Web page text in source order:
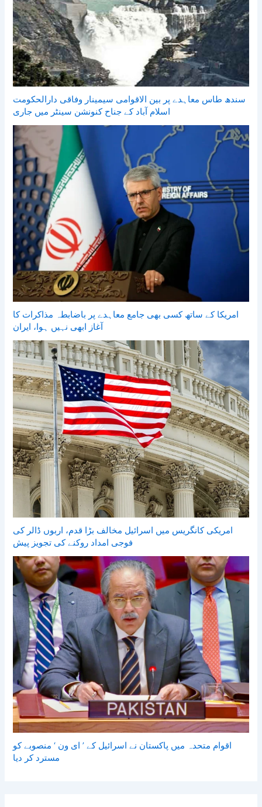
سندھ طاس معاہدے پر بین الاقوامی سیمینار وفاقی دارالحکومت
اسلام آباد کے جناح کنونشن سینٹر میں جاری
امریکا کے ساتھ کسی بھی جامع معاہدے پر باضابطہ مذاکرات کا
آغاز ابھی نہیں ہوا، ایران
امریکی کانگریس میں اسرائیل مخالف بڑا قدم، اربوں ڈالر کی
فوجی امداد روکنے کی تجویز پیش
اقوام متحدہ میں پاکستان نے اسرائیل کے ’ ای ون ‘ منصوبے کو
مسترد کر دیا